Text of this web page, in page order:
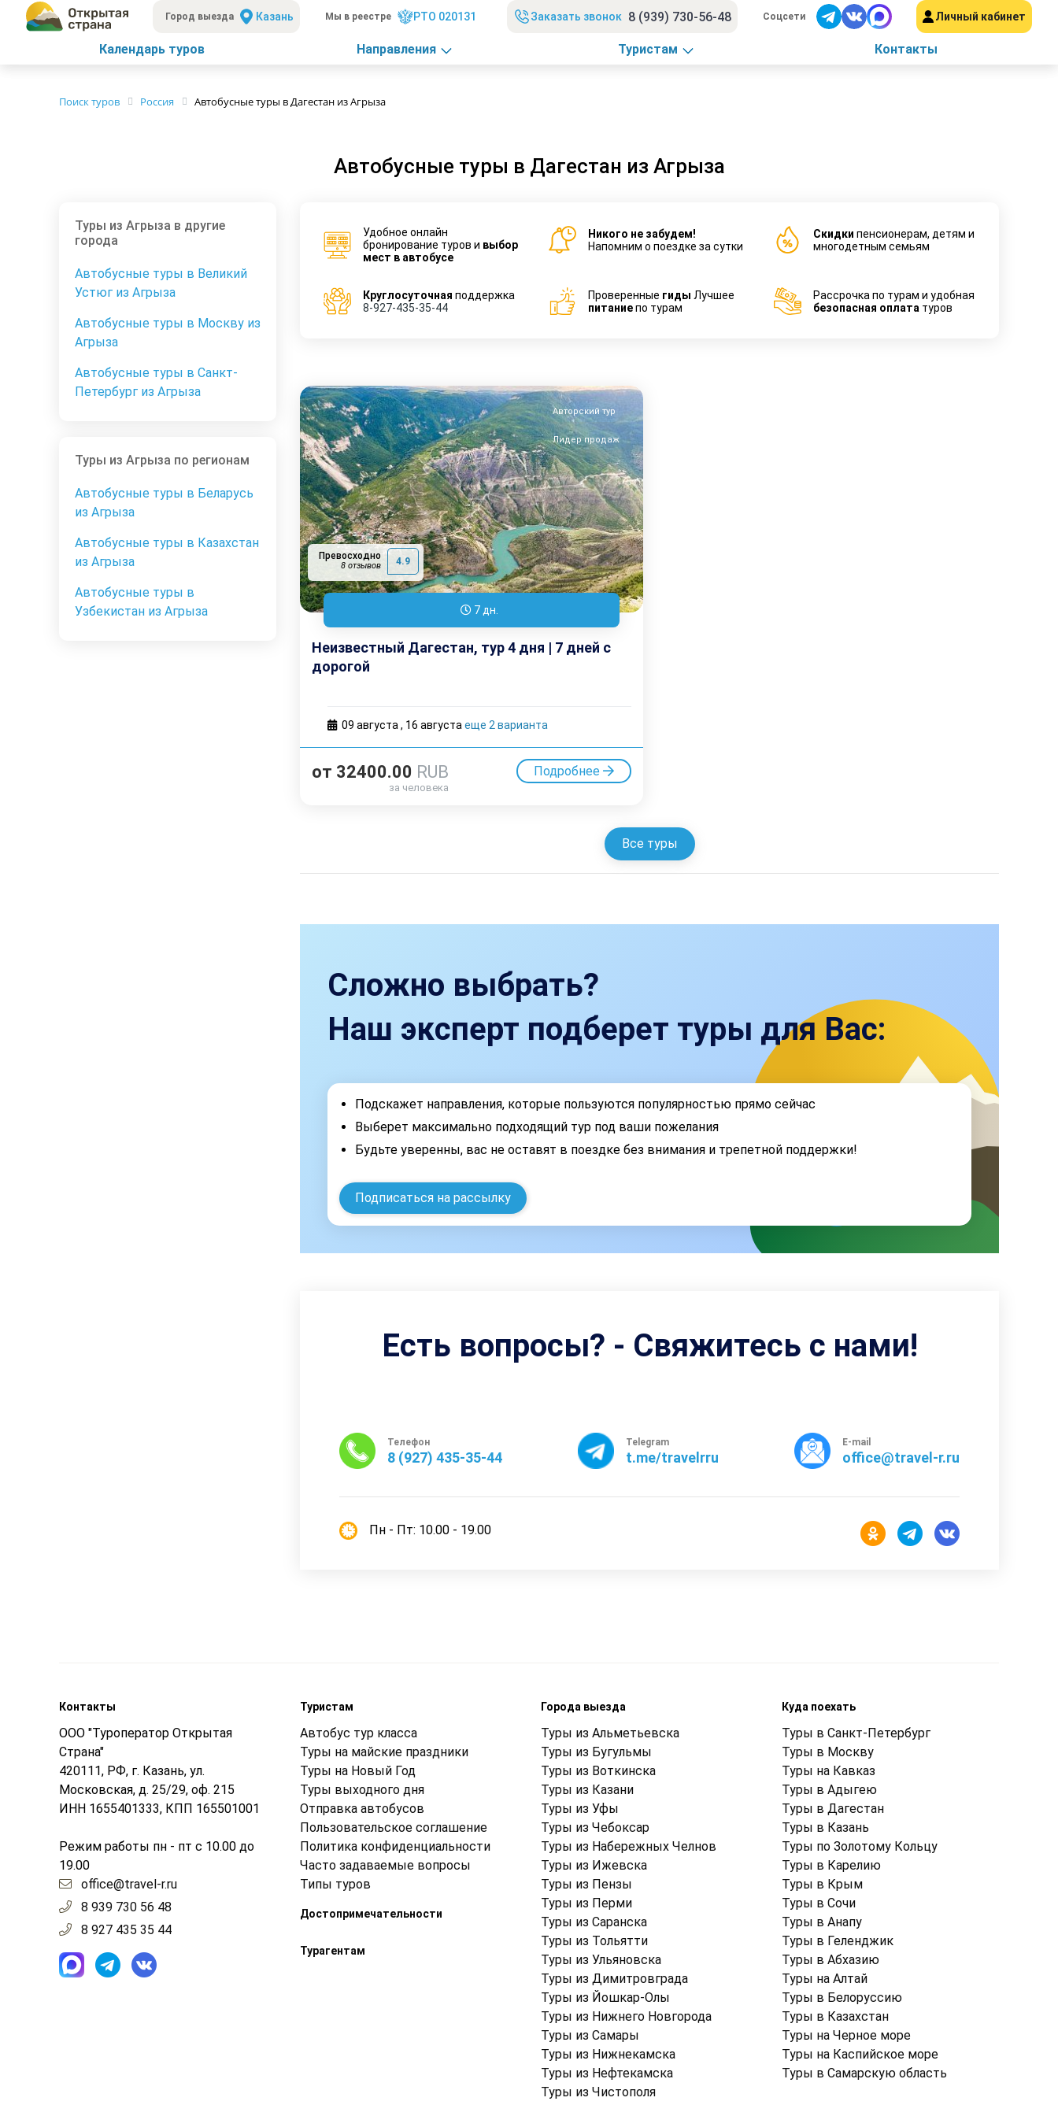
Город выезда Казань Мы в реестре РТО 020131 Заказать звонок 8 (939) 730-56-48 Соцсети Личный кабинет
Календарь туров Направления Туристам Контакты
Поиск туров Россия Автобусные туры в Дагестан из Агрыза
Автобусные туры в Дагестан из Агрыза
Туры из Агрыза в другие
города
Автобусные туры в Великий
Устюг из Агрыза
Автобусные туры в Москву из
Агрыза
Автобусные туры в Санкт-
Петербург из Агрыза
Туры из Агрыза по регионам
Автобусные туры в Беларусь
из Агрыза
Автобусные туры в Казахстан
из Агрыза
Автобусные туры в
Узбекистан из Агрыза
Удобное онлайн
бронирование туров и выбор
мест в автобусе
Никого не забудем!
Напомним о поездке за сутки
Cкидки пенсионерам, детям и
многодетным семьям
Круглосуточная поддержка
8-927-435-35-44
Проверенные гиды Лучшее
питаниепо турам
Рассрочка по турам и удобная
безопасная оплата туров
Превосходно
8 отзывов 4.9
Авторский тур
Лидер продаж
7 дн.
Неизвестный Дагестан, тур 4 дня | 7 дней с
дорогой
09 августа , 16 августа еще 2 варианта
от 32400.00 RUB
за человека
Подробнее
Все туры
Сложно выбрать?
Наш эксперт подберет туры для Вас:
Подскажет направления, которые пользуются популярностью прямо сейчас
Выберет максимально подходящий тур под ваши пожелания
Будьте уверенны, вас не оставят в поездке без внимания и трепетной поддержки!
Подписаться на рассылку
Есть вопросы? - Свяжитесь с нами!
Телефон
8 (927) 435-35-44
Telegram
t.me/travelrru
E-mail
office@travel-r.ru
Пн - Пт: 10.00 - 19.00
Контакты
ООО "Туроператор Открытая
Страна"
420111, РФ, г. Казань, ул.
Московская, д. 25/29, оф. 215
ИНН 1655401333, КПП 165501001
Режим работы пн - пт с 10.00 до
19.00
office@travel-r.ru
8 939 730 56 48
8 927 435 35 44
Туристам
Автобус тур класса
Туры на майские праздники
Туры на Новый Год
Туры выходного дня
Отправка автобусов
Пользовательское соглашение
Политика конфиденциальности
Часто задаваемые вопросы
Типы туров
Достопримечательности
Турагентам
Города выезда
Туры из Альметьевска
Туры из Бугульмы
Туры из Воткинска
Туры из Казани
Туры из Уфы
Туры из Чебоксар
Туры из Набережных Челнов
Туры из Ижевска
Туры из Пензы
Туры из Перми
Туры из Саранска
Туры из Тольятти
Туры из Ульяновска
Туры из Димитровграда
Туры из Йошкар-Олы
Туры из Нижнего Новгорода
Туры из Самары
Туры из Нижнекамска
Туры из Нефтекамска
Туры из Чистополя
Куда поехать
Туры в Санкт-Петербург
Туры в Москву
Туры на Кавказ
Туры в Адыгею
Туры в Дагестан
Туры в Казань
Туры по Золотому Кольцу
Туры в Карелию
Туры в Крым
Туры в Cочи
Туры в Анапу
Туры в Геленджик
Туры в Абхазию
Туры на Алтай
Туры в Белоруссию
Туры в Казахстан
Туры на Черное море
Туры на Каспийское море
Туры в Самарскую область